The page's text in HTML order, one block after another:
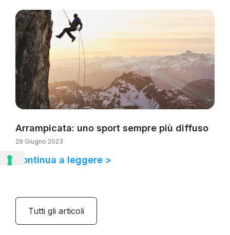
Arrampicata: uno sport sempre più diffuso
29 Giugno 2023
Continua a leggere >
Tutti gli articoli